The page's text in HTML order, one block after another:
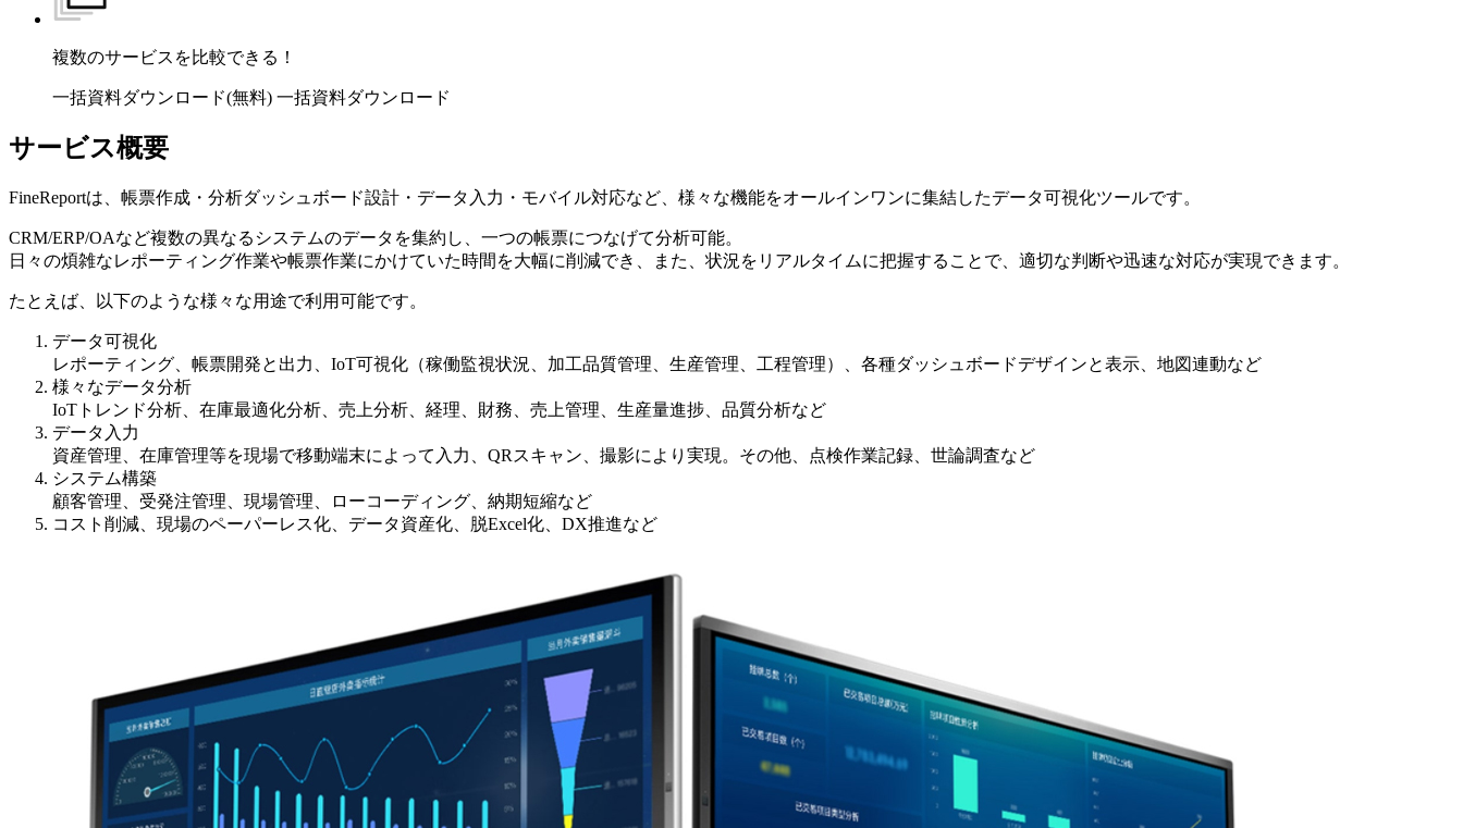
複数のサービスを比較できる！
一括資料ダウンロード(無料) 一括資料ダウンロード
サービス概要
FineReportは、帳票作成・分析ダッシュボード設計・データ入力・モバイル対応など、様々な機能をオールインワンに集結したデータ可視化ツールです。
CRM/ERP/OAなど複数の異なるシステムのデータを集約し、一つの帳票につなげて分析可能。
日々の煩雑なレポーティング作業や帳票作業にかけていた時間を大幅に削減でき、また、状況をリアルタイムに把握することで、適切な判断や迅速な対応が実現できます。
たとえば、以下のような様々な用途で利用可能です。
データ可視化
レポーティング、帳票開発と出力、IoT可視化（稼働監視状況、加工品質管理、生産管理、工程管理）、各種ダッシュボードデザインと表示、地図連動など
様々なデータ分析
IoTトレンド分析、在庫最適化分析、売上分析、経理、財務、売上管理、生産量進捗、品質分析など
データ入力
資産管理、在庫管理等を現場で移動端末によって入力、QRスキャン、撮影により実現。その他、点検作業記録、世論調査など
システム構築
顧客管理、受発注管理、現場管理、ローコーディング、納期短縮など
コスト削減、現場のペーパーレス化、データ資産化、脱Excel化、DX推進など